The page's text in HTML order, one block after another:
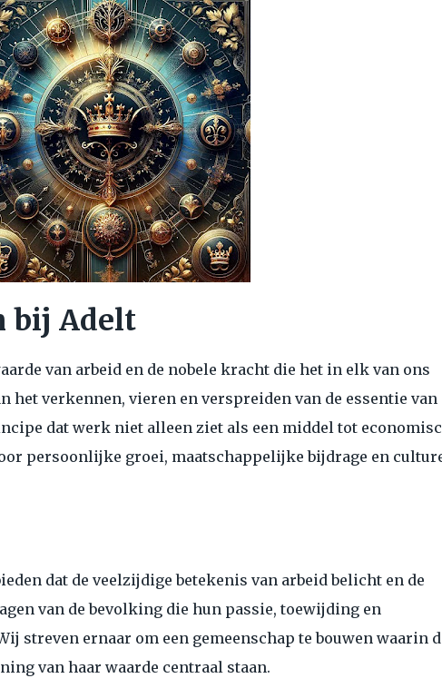
bij Adelt
van arbeid en de nobele kracht die het in elk van ons
het verkennen, vieren en verspreiden van de essentie van
dat werk niet alleen ziet als een middel tot
persoonlijke groei, maatschappelijke bijdrage en
dat de veelzijdige betekenis van arbeid belicht en de
van de bevolking die hun passie, toewijding en
streven ernaar om een gemeenschap te bouwen waarin
van haar waarde centraal staan.